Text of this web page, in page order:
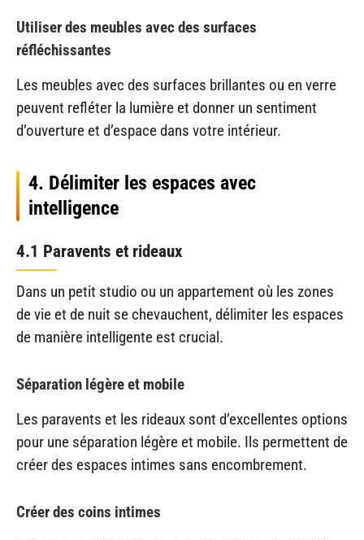
Utiliser des meubles avec des surfaces
réfléchissantes
Les meubles avec des surfaces brillantes ou en verre
peuvent refléter la lumière et donner un sentiment
d’ouverture et d’espace dans votre intérieur.
4. Délimiter les espaces avec
intelligence
4.1 Paravents et rideaux
Dans un petit studio ou un appartement où les zones
de vie et de nuit se chevauchent, délimiter les espaces
de manière intelligente est crucial.
Séparation légère et mobile
Les paravents et les rideaux sont d’excellentes options
pour une séparation légère et mobile. Ils permettent de
créer des espaces intimes sans encombrement.
Créer des coins intimes